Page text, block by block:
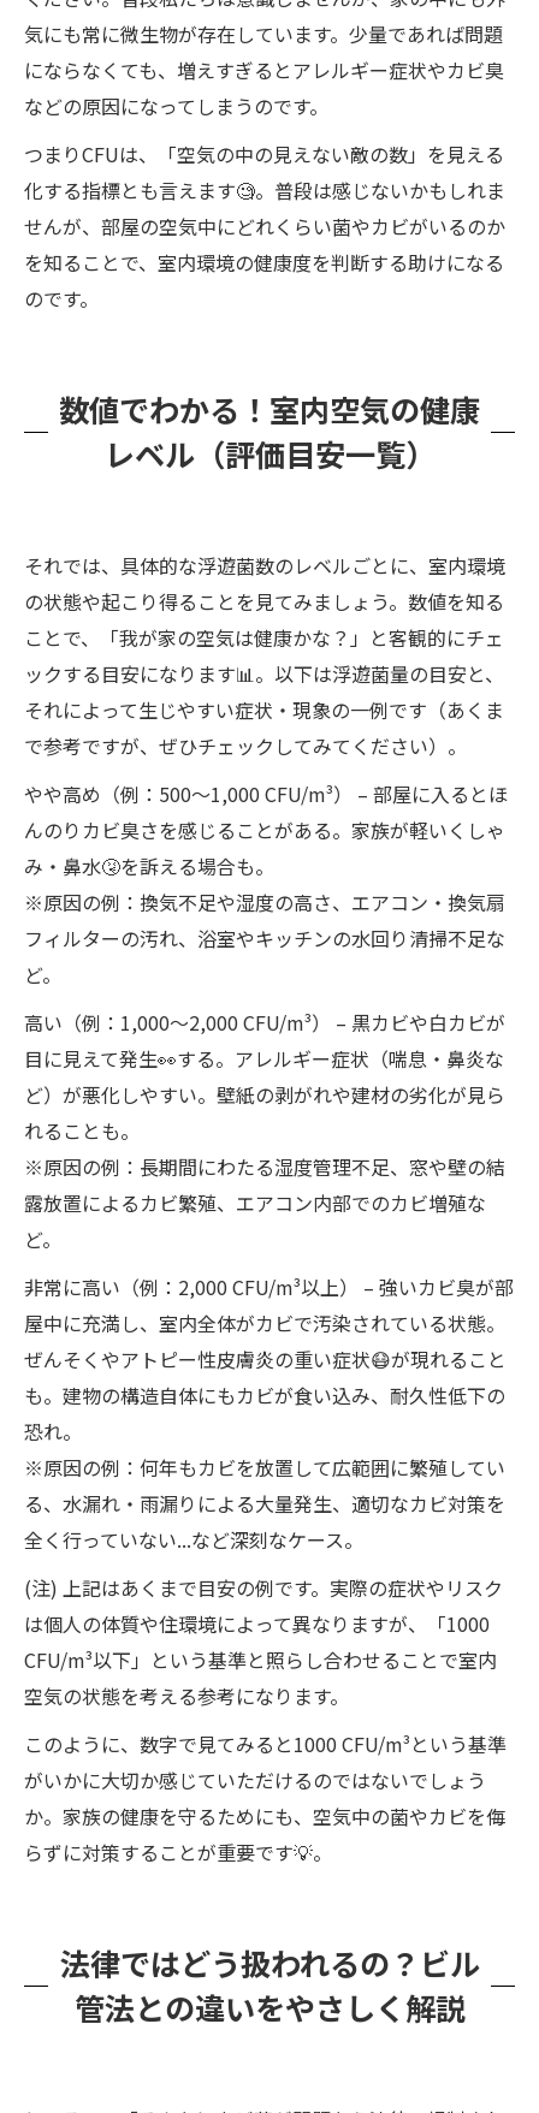
気にも常に微生物が存在しています。少量であれば問題
にならなくても、増えすぎるとアレルギー症状やカビ臭
などの原因になってしまうのです。
つまりCFUは、「空気の中の見えない敵の数」を見える
化する指標とも言えます🧐。普段は感じないかもしれま
せんが、部屋の空気中にどれくらい菌やカビがいるのか
を知ることで、室内環境の健康度を判断する助けになる
のです。
数値でわかる！室内空気の健康
レベル（評価目安一覧）
それでは、具体的な浮遊菌数のレベルごとに、室内環境
の状態や起こり得ることを見てみましょう。数値を知る
ことで、「我が家の空気は健康かな？」と客観的にチェ
ックする目安になります📊。以下は浮遊菌量の目安と、
それによって生じやすい症状・現象の一例です（あくま
で参考ですが、ぜひチェックしてみてください）。
やや高め（例：500～1,000 CFU/m³） – 部屋に入るとほ
んのりカビ臭さを感じることがある。家族が軽いくしゃ
み・鼻水🤧を訴える場合も。
※原因の例：換気不足や湿度の高さ、エアコン・換気扇
フィルターの汚れ、浴室やキッチンの水回り清掃不足な
ど。
高い（例：1,000～2,000 CFU/m³） – 黒カビや白カビが
目に見えて発生👀する。アレルギー症状（喘息・鼻炎な
ど）が悪化しやすい。壁紙の剥がれや建材の劣化が見ら
れることも。
※原因の例：長期間にわたる湿度管理不足、窓や壁の結
露放置によるカビ繁殖、エアコン内部でのカビ増殖な
ど。
非常に高い（例：2,000 CFU/m³以上） – 強いカビ臭が部
屋中に充満し、室内全体がカビで汚染されている状態。
ぜんそくやアトピー性皮膚炎の重い症状😷が現れること
も。建物の構造自体にもカビが食い込み、耐久性低下の
恐れ。
※原因の例：何年もカビを放置して広範囲に繁殖してい
る、水漏れ・雨漏りによる大量発生、適切なカビ対策を
全く行っていない...など深刻なケース。
(注) 上記はあくまで目安の例です。実際の症状やリスク
は個人の体質や住環境によって異なりますが、「1000
CFU/m³以下」という基準と照らし合わせることで室内
空気の状態を考える参考になります。
このように、数字で見てみると1000 CFU/m³という基準
がいかに大切か感じていただけるのではないでしょう
か。家族の健康を守るためにも、空気中の菌やカビを侮
らずに対策することが重要です💡。
法律ではどう扱われるの？ビル
管法との違いをやさしく解説